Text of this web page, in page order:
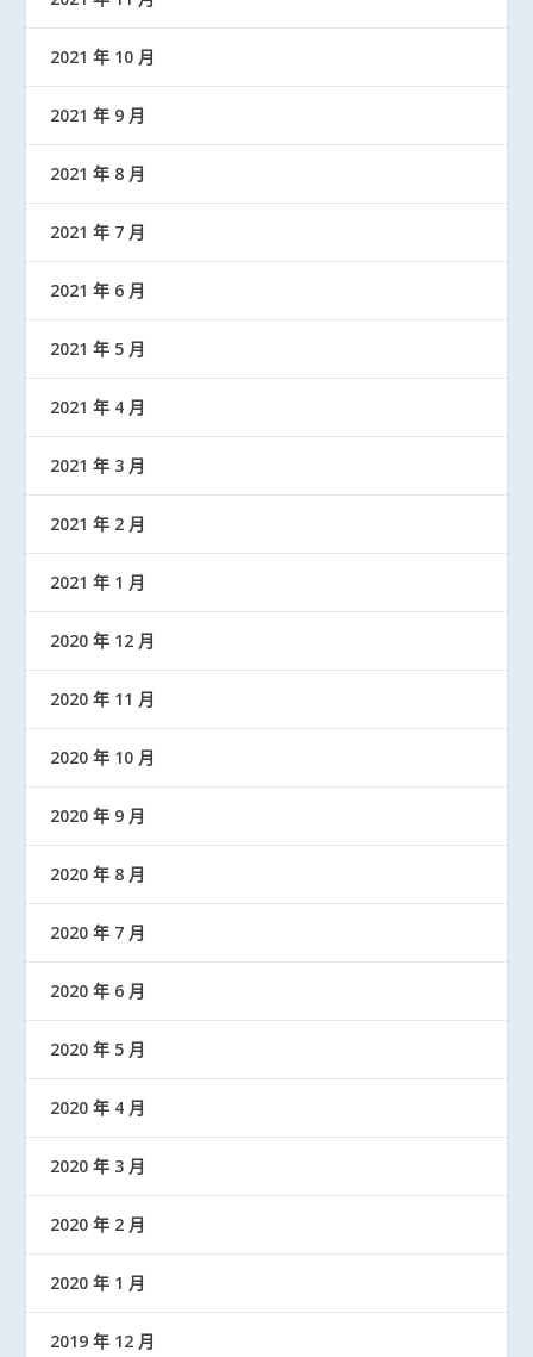
2021 年 10 月
2021 年 9 月
2021 年 8 月
2021 年 7 月
2021 年 6 月
2021 年 5 月
2021 年 4 月
2021 年 3 月
2021 年 2 月
2021 年 1 月
2020 年 12 月
2020 年 11 月
2020 年 10 月
2020 年 9 月
2020 年 8 月
2020 年 7 月
2020 年 6 月
2020 年 5 月
2020 年 4 月
2020 年 3 月
2020 年 2 月
2020 年 1 月
2019 年 12 月